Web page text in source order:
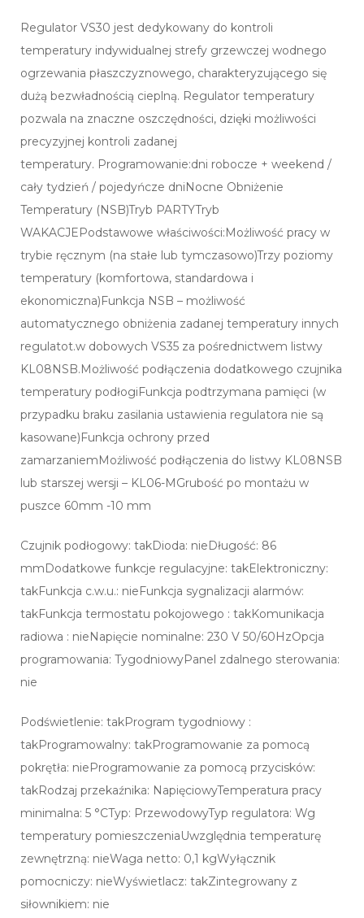
Regulator VS30 jest dedykowany do kontroli
temperatury indywidualnej strefy grzewczej wodnego
ogrzewania płaszczyznowego, charakteryzującego się
dużą bezwładnością cieplną. Regulator temperatury
pozwala na znaczne oszczędności, dzięki możliwości
precyzyjnej kontroli zadanej
temperatury. Programowanie:dni robocze + weekend /
cały tydzień / pojedyńcze dniNocne Obniżenie
Temperatury (NSB)Tryb PARTYTryb
WAKACJEPodstawowe właściwości:Możliwość pracy w
trybie ręcznym (na stałe lub tymczasowo)Trzy poziomy
temperatury (komfortowa, standardowa i
ekonomiczna)Funkcja NSB – możliwość
automatycznego obniżenia zadanej temperatury innych
regulatot.w dobowych VS35 za pośrednictwem listwy
KL08NSB.Możliwość podłączenia dodatkowego czujnika
temperatury podłogiFunkcja podtrzymana pamięci (w
przypadku braku zasilania ustawienia regulatora nie są
kasowane)Funkcja ochrony przed
zamarzaniemMożliwość podłączenia do listwy KL08NSB
lub starszej wersji – KL06-MGrubość po montażu w
puszce 60mm -10 mm
Czujnik podłogowy: takDioda: nieDługość: 86
mmDodatkowe funkcje regulacyjne: takElektroniczny:
takFunkcja c.w.u.: nieFunkcja sygnalizacji alarmów:
takFunkcja termostatu pokojowego : takKomunikacja
radiowa : nieNapięcie nominalne: 230 V 50/60HzOpcja
programowania: TygodniowyPanel zdalnego sterowania:
nie
Podświetlenie: takProgram tygodniowy :
takProgramowalny: takProgramowanie za pomocą
pokrętła: nieProgramowanie za pomocą przycisków:
takRodzaj przekaźnika: NapięciowyTemperatura pracy
minimalna: 5 °CTyp: PrzewodowyTyp regulatora: Wg
temperatury pomieszczeniaUwzględnia temperaturę
zewnętrzną: nieWaga netto: 0,1 kgWyłącznik
pomocniczy: nieWyświetlacz: takZintegrowany z
siłownikiem: nie